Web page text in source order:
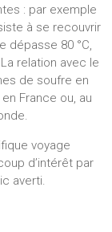
: par exemple
à se recouvrir
80 °C,
relation avec le
de soufre en
France ou, au
voyage
d’intérêt par
averti.